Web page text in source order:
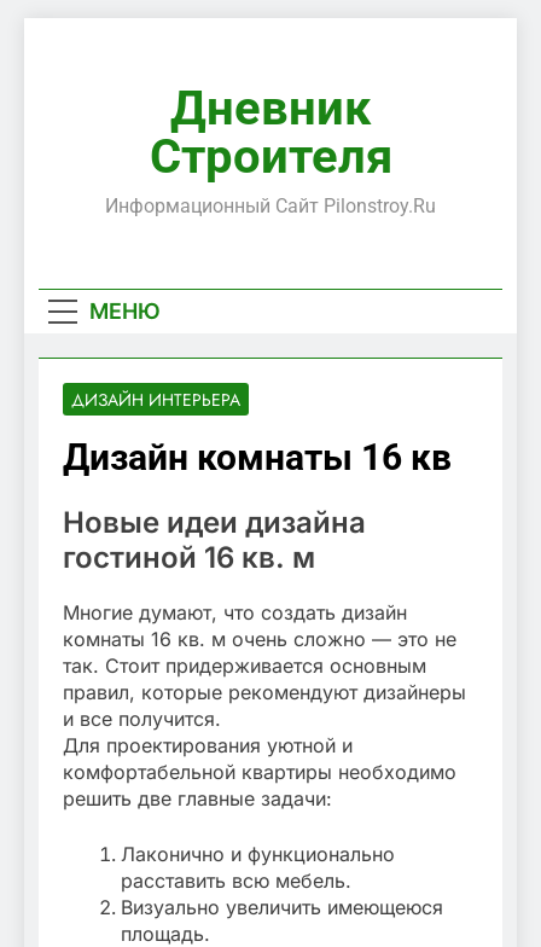
Дневник
Строителя
Информационный Сайт Pilonstroy.ru
МЕНЮ
ДИЗАЙН ИНТЕРЬЕРА
Дизайн комнаты 16 кв
Новые идеи дизайна
гостиной 16 кв. м
Многие думают, что создать дизайн
комнаты 16 кв. м очень сложно — это не
так. Стоит придерживается основным
правил, которые рекомендуют дизайнеры
и все получится.
Для проектирования уютной и
комфортабельной квартиры необходимо
решить две главные задачи:
Лаконично и функционально
расставить всю мебель.
Визуально увеличить имеющеюся
площадь.